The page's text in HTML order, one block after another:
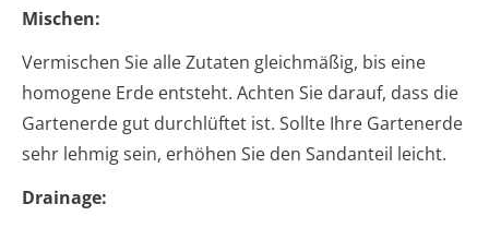
Mischen:
Vermischen Sie alle Zutaten gleichmäßig, bis eine
homogene Erde entsteht. Achten Sie darauf, dass die
Gartenerde gut durchlüftet ist. Sollte Ihre Gartenerde
sehr lehmig sein, erhöhen Sie den Sandanteil leicht.
Drainage: